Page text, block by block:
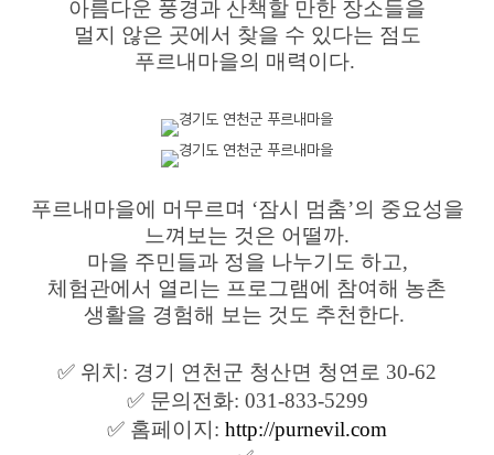
아름다운 풍경과 산책할 만한 장소들을
멀지 않은 곳에서 찾을 수 있다는 점도
푸르내마을의 매력이다.
푸르내마을에 머무르며 ‘잠시 멈춤’의 중요성을
느껴보는 것은 어떨까.
마을 주민들과 정을 나누기도 하고,
체험관에서 열리는 프로그램에 참여해 농촌
생활을 경험해 보는 것도 추천한다.
✅ 위치: 경기 연천군 청산면 청연로 30-62
✅ 문의전화: 031-833-5299
✅ 홈페이지: http://purnevil.com